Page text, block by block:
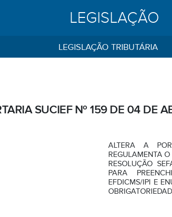
LEGISLAÇÃO
LEGISLAÇÃO TRIBUTÁRIA
SUCIEF Nº 159 DE 04 DE
ALTERA A
REGULAMENTA
RESOLUÇÃO
PARA
EFDICMS/IPI E